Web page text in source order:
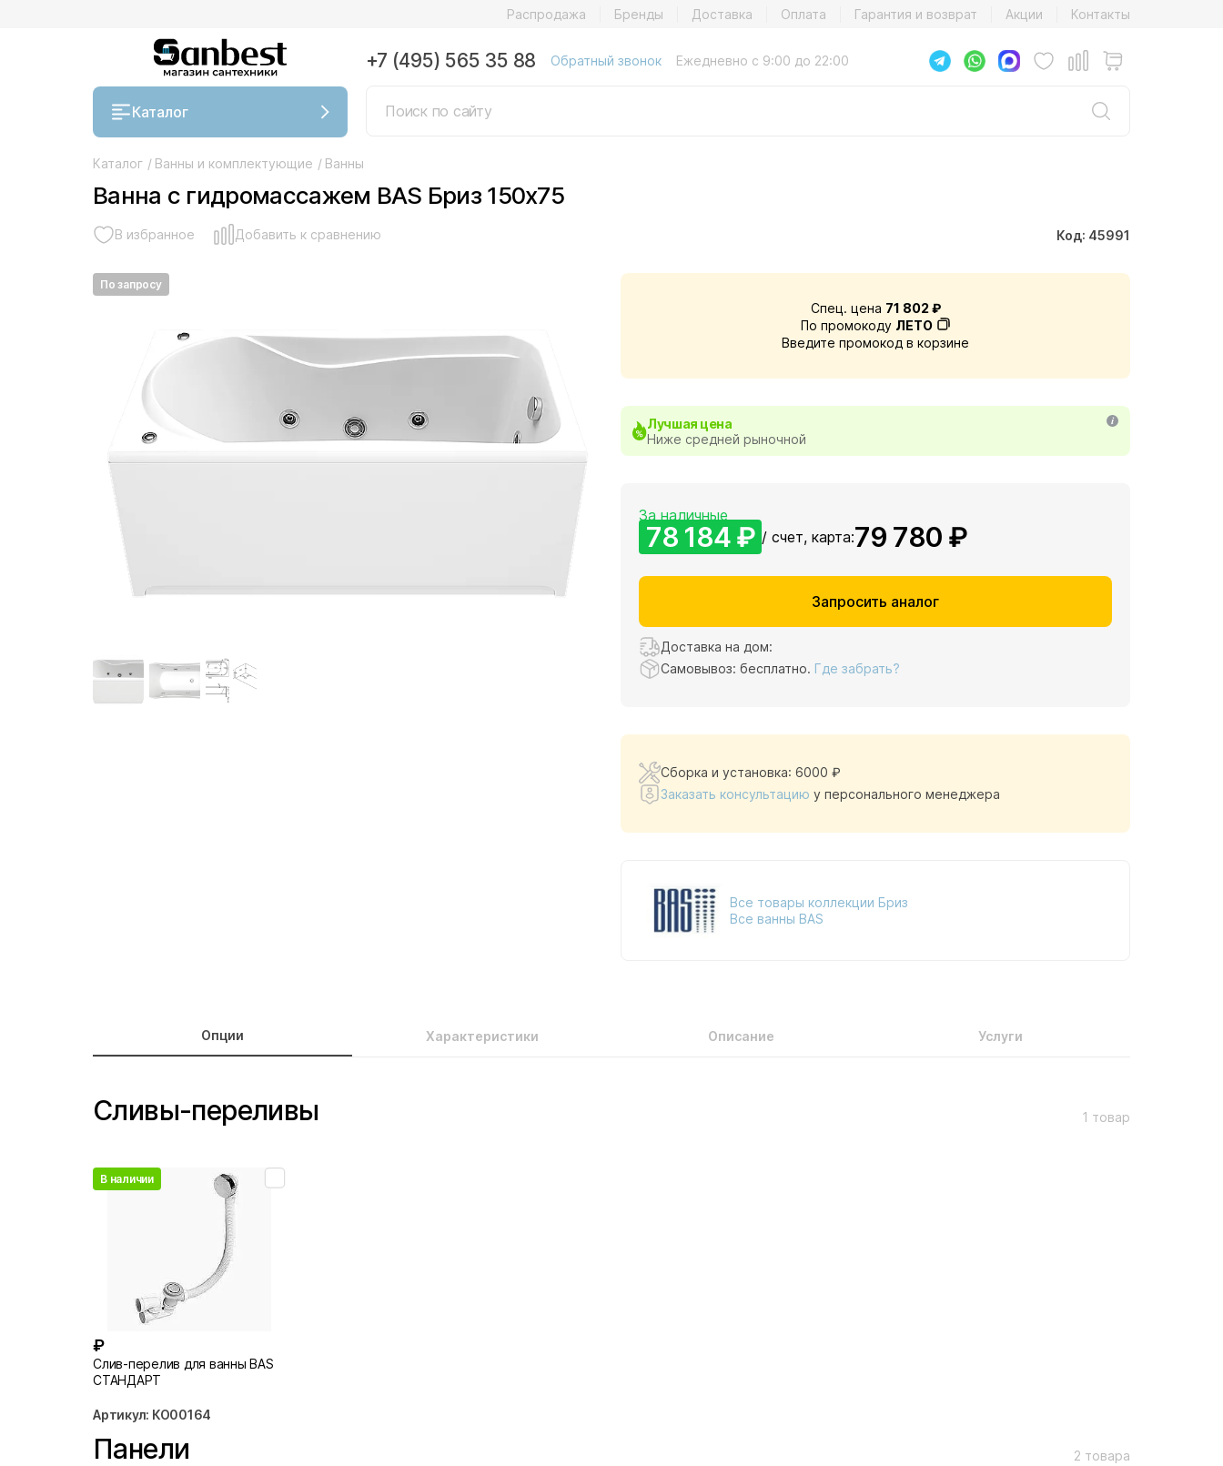
Распродажа Бренды Доставка Оплата Гарантия и возврат Акции Контакты
Каталог
+7 (495) 565 35 88 Обратный звонок Ежедневно с 9:00 до 22:00
Каталог / Ванны и комплектующие / Ванны
Ванна с гидромассажем BAS Бриз 150x75
В избранное Добавить к сравнению Код: 45991
По запросу
Спец. цена 71 802 ₽
По промокоду ЛЕТО
Введите промокод в корзине
Лучшая цена
Ниже средней рыночной
За наличные
78 184 ₽ / счет, карта:79 780 ₽
Запросить аналог
Доставка на дом:
Самовывоз: бесплатно. Где забрать?
Сборка и установка: 6000 ₽
Заказать консультацию у персонального менеджера
Все товары коллекции Бриз
Все ванны BAS
Опции Характеристики Описание Услуги
Сливы-переливы 1 товар
В наличии
₽
Слив-перелив для ванны BAS
СТАНДАРТ
Артикул: КО00164
Панели 2 товара